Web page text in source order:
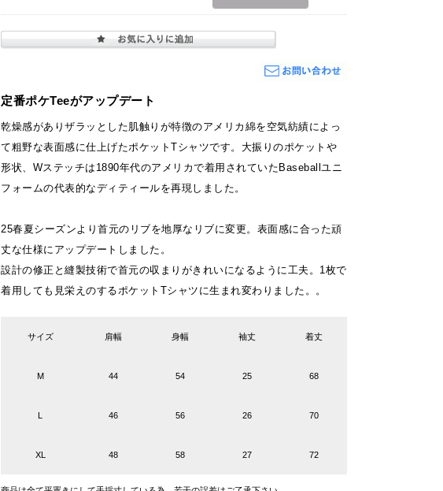
定番ポケTeeがアップデート
乾燥感がありザラッとした肌触りが特徴のアメリカ綿を空気紡績によっ
て粗野な表面感に仕上げたポケットTシャツです。大振りのポケットや
形状、Wステッチは1890年代のアメリカで着用されていたBaseballユニ
フォームの代表的なディティールを再現しました。
25春夏シーズンより首元のリブを地厚なリブに変更。表面感に合った頑
丈な仕様にアップデートしました。
設計の修正と縫製技術で首元の収まりがきれいになるように工夫。1枚で
着用しても見栄えのするポケットTシャツに生まれ変わりました。。
サイズ 肩幅 身幅 袖丈 着丈
M 44 54 25 68
L 46 56 26 70
XL 48 58 27 72